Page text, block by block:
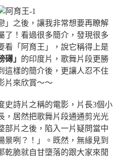
」之後，讓我非常想要再瞭解
了！看過很多簡介，發現很多
看「阿育王」，說它稱得上是
礡」 的印度片，歌舞片段更勝
這樣的簡介後，更讓人忍不住
片來欣賞～～
史詩片之稱的電影，片長3個小
，居然把歌舞片段通通剪光光
部片之後，陷入一片疑問當中
景咧？！」。既然，無緣見到
乾脆就自甘墮落的跟大家來閒